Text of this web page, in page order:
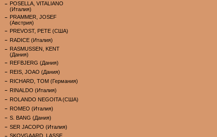
POSELLA, VITALIANO
(Италия)
PRAMMER, JOSEF
(Австрия)
PREVOST, PETE (США)
RADICE (Италия)
RASMUSSEN, KENT
(Дания)
REFBJERG (Дания)
REIS, JOAO (Дания)
RICHARD, TOM (Германия)
RINALDO (Италия)
ROLANDO NEGOITA (США)
ROMEO (Италия)
S. BANG (Дания)
SER JACOPO (Италия)
SKOVGAARD, LASSE